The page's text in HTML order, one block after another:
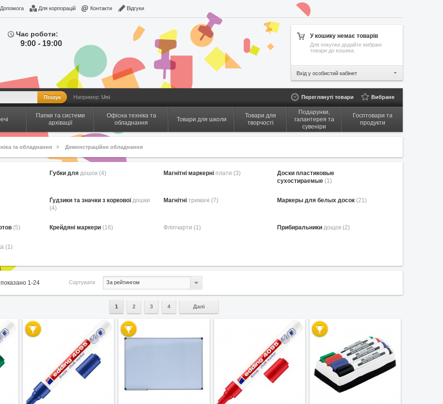
Допомога Для корпорацій Контакти Відгуки
Час роботи:
9:00 - 19:00
У кошику немає товарів
Для покупки додайте вибрані
товари до кошика.
Вхід у особистий кабінет
Например: Uni Переглянуті товари Вибране
Папки та системи
архівації
Офісна техніка та
обладнання
Товари для школи
Товари для
творчості
Подарунки,
галантерея та
сувеніри
Госптовари та
продукти
та обладнання Демонстраційне обладнання
Губки для дошок (4) Магнітні маркерні плати (3)
Доски пластиковые
сухостираемые(1)
Ґудзики та значки з корковоїдошки
(4)
Магнітні тримачі (7) Маркеры для белых досок(21)
(5) Крейдяні маркери (16) Фліпчарти (1) Прибиральникидощок (2)
(1)
показано 1-24 Сортувати За рейтингом
1 2 3 4 Далі